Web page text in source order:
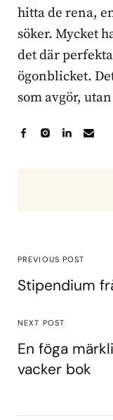
hitta de rena,
söker. Mycket
det där
ögonblicket.
som avgör,
PREVIOUS POST
Stipendium
NEXT POST
En föga
vacker bok